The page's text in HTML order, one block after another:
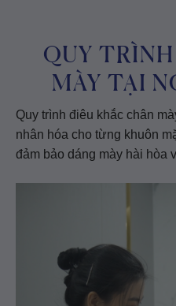
QUY
MÀY TẠI
Quy trình điêu khắc chân
nhân hóa cho từng khuôn
đảm bảo dáng mày hài hòa